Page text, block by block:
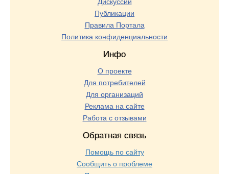
Публикации
Правила Портала
Политика конфиденциальности
Инфо
О проекте
Для потребителей
Для организаций
Реклама на сайте
Работа с отзывами
Обратная связь
Помощь по сайту
Сообщить о проблеме